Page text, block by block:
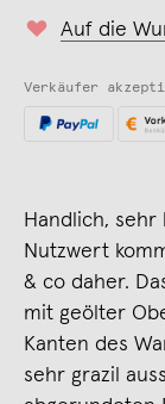
Auf die
Verkäufer
Handlich,
Nutzwert
& co daher.
mit geölter
Kanten des
sehr grazil